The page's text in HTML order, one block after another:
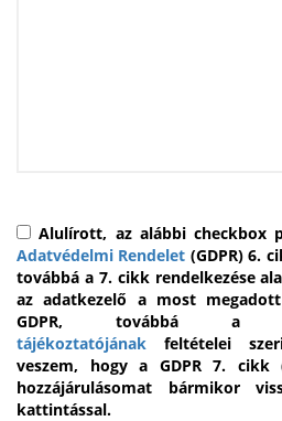
Alulírott, az alábbi checkbox
Adatvédelmi Rendelet (GDPR) 6.
továbbá a 7. cikk rendelkezése
az adatkezelő a most
GDPR, továbbá a
tájékoztatójának feltételei
veszem, hogy a GDPR 7. cikk
hozzájárulásomat bármikor
kattintással.